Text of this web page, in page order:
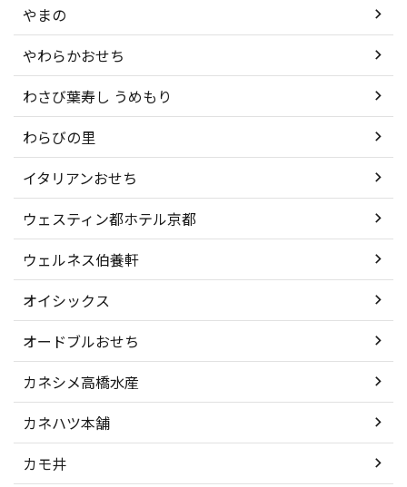
やまの
やわらかおせち
わさび葉寿し うめもり
わらびの里
イタリアンおせち
ウェスティン都ホテル京都
ウェルネス伯養軒
オイシックス
オードブルおせち
カネシメ高橋水産
カネハツ本舗
カモ井